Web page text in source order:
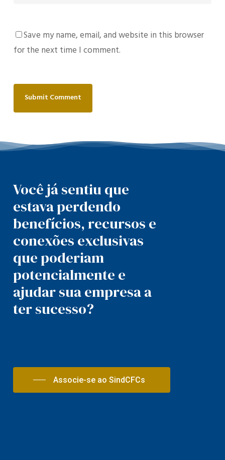
Save my name, email, and website in this browser
for the next time I comment.
Você já sentiu que
estava perdendo
benefícios, recursos e
conexões exclusivas
que poderiam
potencialmente e
ajudar sua empresa a
ter sucesso?
Associe-se ao SindCFCs